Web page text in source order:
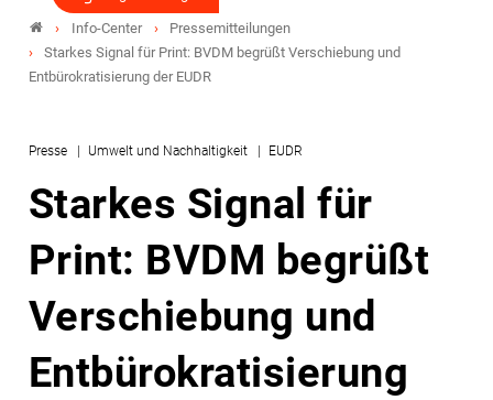
Info-Center
Pressemitteilungen
Starkes Signal für Print: BVDM begrüßt Verschiebung und
Entbürokratisierung der EUDR
Presse Umwelt und Nachhaltigkeit EUDR
Starkes Signal für
Print: BVDM begrüßt
Verschiebung und
Entbürokratisierung